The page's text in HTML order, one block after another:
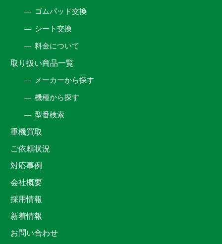
ゴムパッド交換
シート交換
料金について
取り扱い商品一覧
メーカーから探す
機種から探す
型番検索
重機買取
ご依頼状況
対応事例
会社概要
採用情報
新着情報
お問い合わせ